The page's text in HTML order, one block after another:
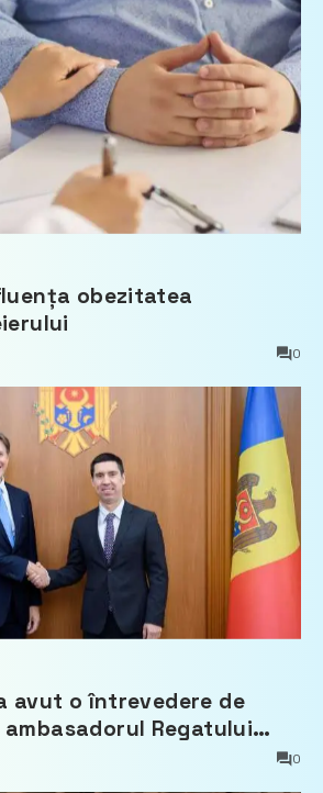
obezitatea
0
avut o întrevedere de
Regatului
Duijn
0